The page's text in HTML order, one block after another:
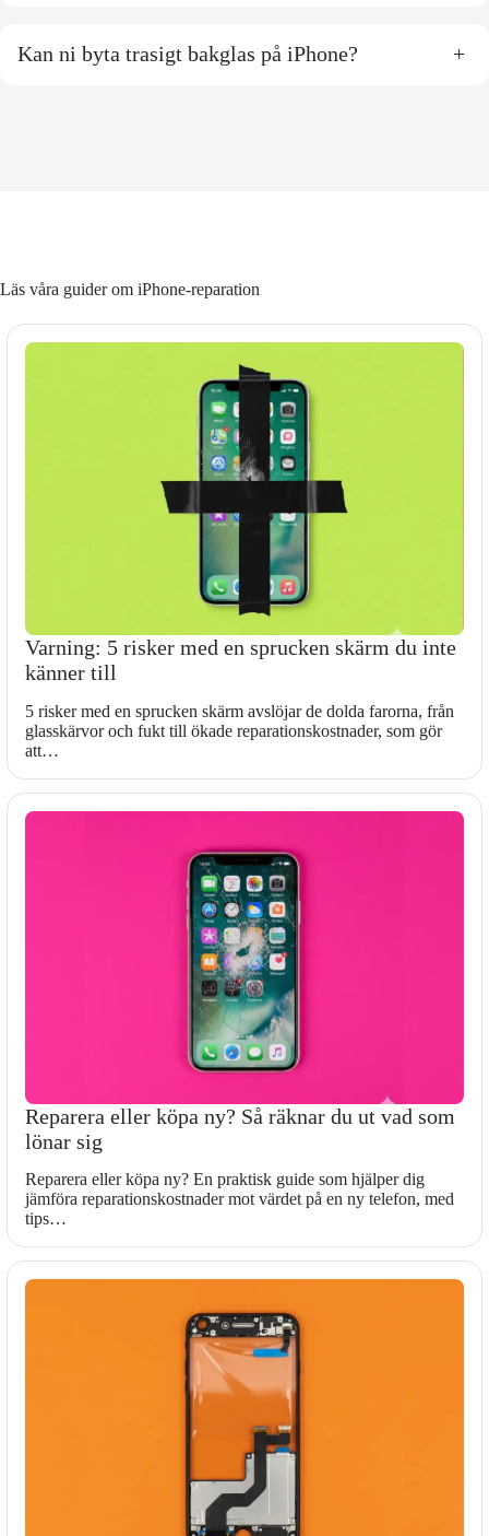
Kan ni byta trasigt bakglas på iPhone? +
Läs våra guider om iPhone-reparation
Varning: 5 risker med en sprucken skärm du inte
känner till
5 risker med en sprucken skärm avslöjar de dolda farorna, från
glasskärvor och fukt till ökade reparationskostnader, som gör
att…
Reparera eller köpa ny? Så räknar du ut vad som
lönar sig
Reparera eller köpa ny? En praktisk guide som hjälper dig
jämföra reparationskostnader mot värdet på en ny telefon, med
tips…